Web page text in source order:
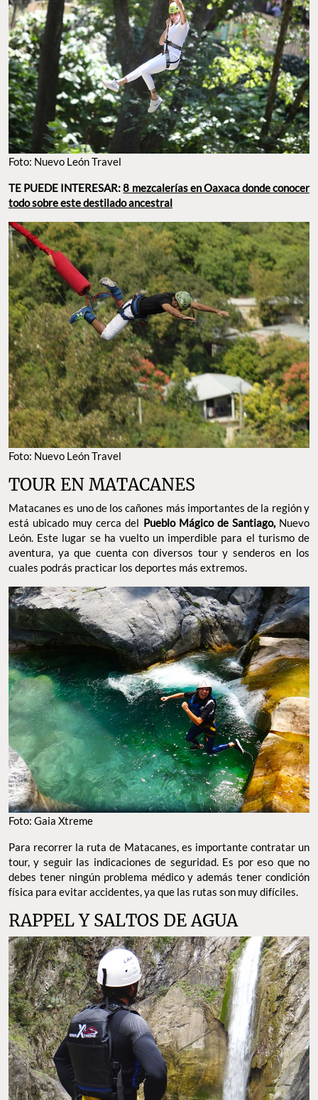
Foto: Nuevo León Travel
TE PUEDE INTERESAR:8 mezcalerías en Oaxaca donde conocer
todo sobre este destilado ancestral
Foto: Nuevo León Travel
TOUR EN MATACANES
Matacanes es uno de los cañones más importantes de la región y
está ubicado muy cerca del Pueblo Mágico de Santiago,Nuevo
León. Este lugar se ha vuelto un imperdible para el turismo de
aventura, ya que cuenta con diversos tour y senderos en los
cuales podrás practicar los deportes más extremos.
Foto: Gaia Xtreme
Para recorrer la ruta de Matacanes, es importante contratar un
tour, y seguir las indicaciones de seguridad. Es por eso que no
debes tener ningún problema médico y además tener condición
física para evitar accidentes, ya que las rutas son muy difíciles.
RAPPEL Y SALTOS DE AGUA